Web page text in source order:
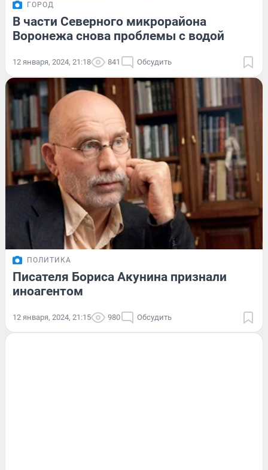
ГОРОД
В части Северного микрорайона
Воронежа снова проблемы с водой
12 января, 2024, 21:18 841 Обсудить
ПОЛИТИКА
Писателя Бориса Акунина признали
иноагентом
12 января, 2024, 21:15 980 Обсудить